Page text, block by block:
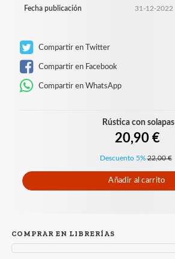
Fecha publicación
31-12-2022
Compartir en Twitter
Compartir en Facebook
Compartir en WhatsApp
Rústica con solapas
20,90 €
Descuento 5% 22,00 €
Añadir al carrito
COMPRAR EN LIBRERÍAS